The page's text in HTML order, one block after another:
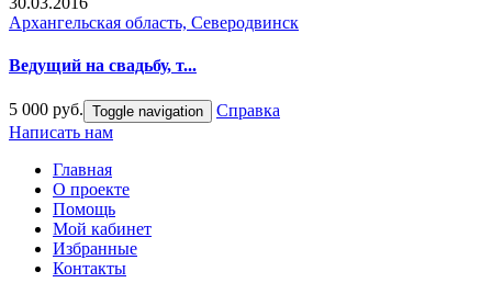
Архангельская область, Северодвинск
Ведущий на свадьбу, т...
5 000 руб. Toggle navigation
Справка
Написать нам
Главная
О проекте
Помощь
Мой кабинет
Избранные
Контакты